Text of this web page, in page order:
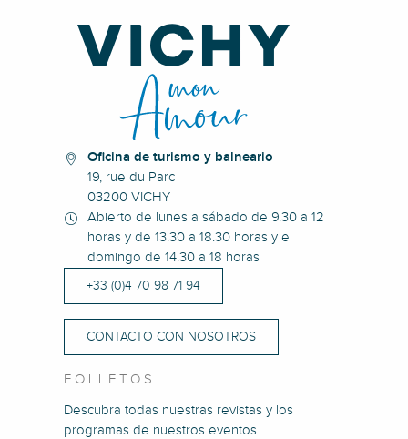
Oficina de turismo y balneario
19, rue du Parc
03200 VICHY
Abierto de lunes a sábado de 9.30 a 12
horas y de 13.30 a 18.30 horas y el
domingo de 14.30 a 18 horas
+33 (0)4 70 98 71 94
CONTACTO CON NOSOTROS
FOLLETOS
Descubra todas nuestras revistas y los
programas de nuestros eventos.